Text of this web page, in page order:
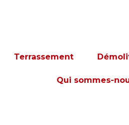
Terrassement
Qui sommes-
de